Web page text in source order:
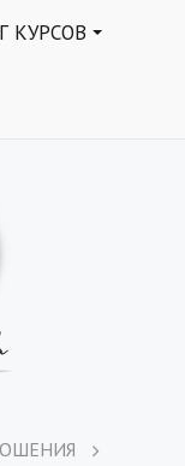
КУРСОВ